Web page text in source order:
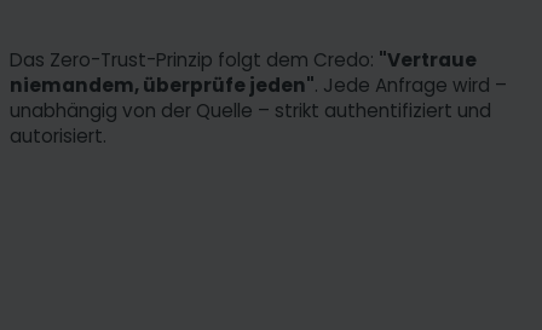
Das Zero-Trust-Prinzip folgt dem Credo: "Vertraue
niemandem, überprüfe jeden". Jede Anfrage wird –
unabhängig von der Quelle – strikt authentifiziert und
autorisiert.